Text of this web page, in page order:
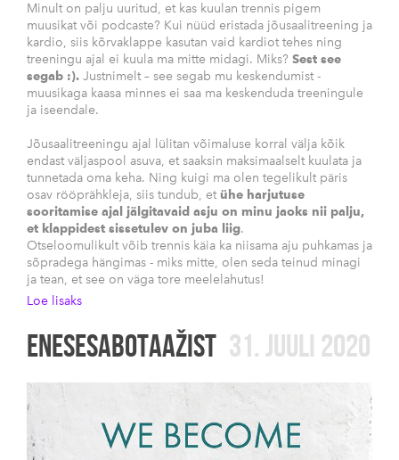
Minult on palju uuritud, et kas kuulan trennis pigem
muusikat või podcaste? Kui nüüd eristada jõusaalitreening ja
kardio, siis kõrvaklappe kasutan vaid kardiot tehes ning
treeningu ajal ei kuula ma mitte midagi. Miks? Sest see
segab :). Justnimelt – see segab mu keskendumist -
muusikaga kaasa minnes ei saa ma keskenduda treeningule
ja iseendale.
Jõusaalitreeningu ajal lülitan võimaluse korral välja kõik
endast väljaspool asuva, et saaksin maksimaalselt kuulata ja
tunnetada oma keha. Ning kuigi ma olen tegelikult päris
osav rööprähkleja, siis tundub, et ühe harjutuse
sooritamise ajal jälgitavaid asju on minu jaoks nii palju,
et klappidest sissetulev on juba liig.
Otseloomulikult võib trennis käia ka niisama aju puhkamas ja
sõpradega hängimas - miks mitte, olen seda teinud minagi
ja tean, et see on väga tore meelelahutus!
Loe lisaks
ENESESABOTAAŽIST 31. JUULI 2020